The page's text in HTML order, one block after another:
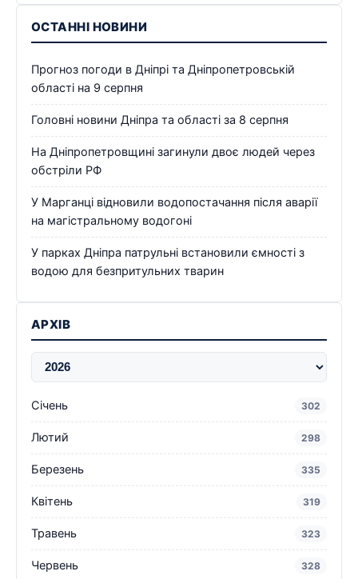
ОСТАННІ НОВИНИ
Прогноз погоди в Дніпрі та Дніпропетровській
області на 9 серпня
Головні новини Дніпра та області за 8 серпня
На Дніпропетровщині загинули двоє людей через
обстріли РФ
У Марганці відновили водопостачання після аварії
на магістральному водогоні
У парках Дніпра патрульні встановили ємності з
водою для безпритульних тварин
АРХІВ
Січень 302
Лютий 298
Березень 335
Квітень 319
Травень 323
Червень 328